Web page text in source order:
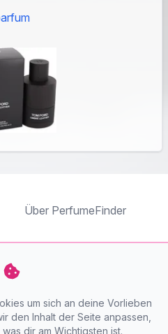
Über PerfumeFinder
um sich an deine Vorlieben
den Inhalt der Seite anpassen,
dir am Wichtigsten ist.